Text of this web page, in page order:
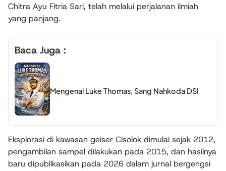
Chitra Ayu Fitria Sari, telah melalui perjalanan ilmiah
yang panjang.
Baca Juga :
Mengenal Luke Thomas, Sang Nahkoda DSI
Eksplorasi di kawasan geiser Cisolok dimulai sejak 2012,
pengambilan sampel dilakukan pada 2015, dan hasilnya
baru dipublikasikan pada 2026 dalam jurnal bergengsi